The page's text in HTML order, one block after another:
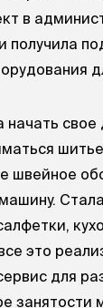
в
получила
начать свое
швейное
это
для
занятости